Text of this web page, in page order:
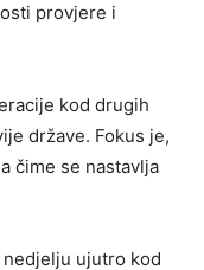
provjere i
kod drugih
države. Fokus je,
čime se nastavlja
ujutro kod